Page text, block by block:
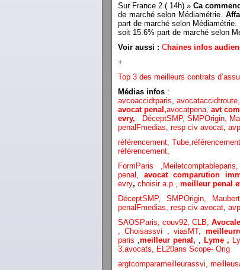
Sur France 2 ( 14h) » Ca
de marché selon Médiamétrie.
part de marché selon Médiamétrie.
soit 15.6% part de marché selon
Voir aussi : Chaines infos
+
Top 3 des meilleurs contrats
Médias infos :
avcoaccidtparis avocataccidtroute,
avocat penal,avocatpena, avt
evry,
DéceptSMP, SMPOrigin,
penalFmedias, resp civ avocat
référencement, Tube,référencement,
référencement,
FormParis ,
Meiletcomptableparis
penal, avocat comparution
evry, choisir a.p , meilleur penal
DéceptSMP, SMPOrigin,
penalFmedias, resp civ avocat
SAOSParis, couv92, CLB,
,Choisassvi ,viasMT,
paris
meilleur penal, Lyme ,
3 avocats,
EL20ans Scope- Orig
argtcomparameilleurassvi,